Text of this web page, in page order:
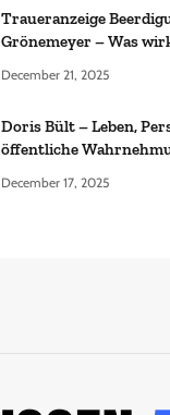
Traueranzeige
Grönemeyer – Was
December 21, 2025
Doris Bült – Leben,
öffentliche
December 17, 2025